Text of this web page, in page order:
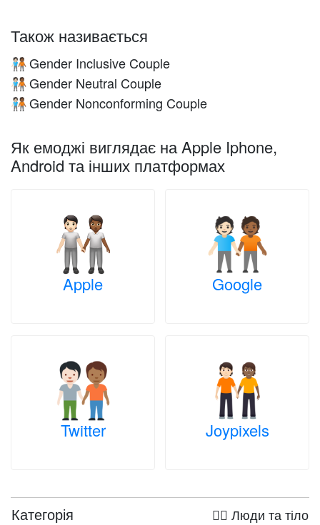
Також називається
🧑🏻‍🤝‍🧑🏾Gender Inclusive Couple
🧑🏻‍🤝‍🧑🏾Gender Neutral Couple
🧑🏻‍🤝‍🧑🏾Gender Nonconforming Couple
Як емоджі виглядає на Apple Iphone,
Android та інших платформах
Apple Google
Twitter Joypixels
Категорія 🤦‍♀️ Люди та тіло